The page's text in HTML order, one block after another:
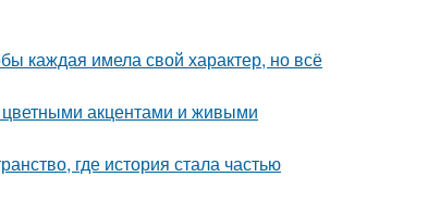
каждая имела свой характер, но всё
акцентами и живыми
где история стала частью